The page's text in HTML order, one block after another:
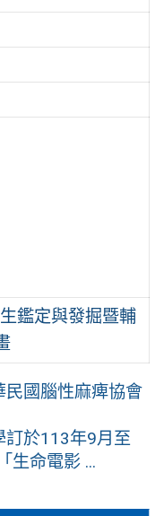
鑑定與發掘暨輔
民國腦性麻痺協會
訂於113年9月至
生命電影 ...